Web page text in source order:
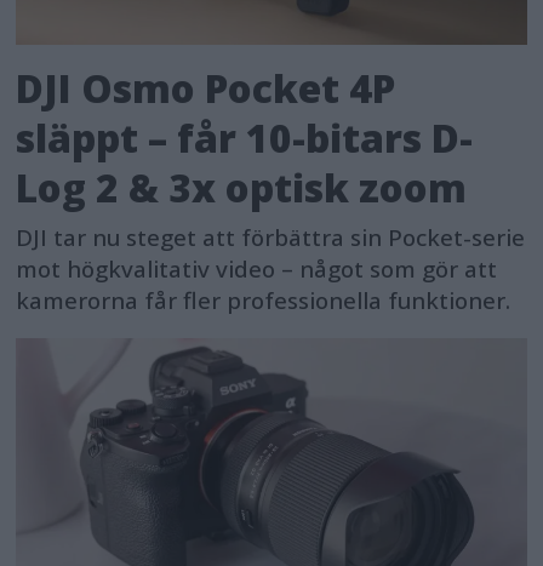
DJI Osmo Pocket 4P
släppt – får 10-bitars D-
Log 2 & 3x optisk zoom
DJI tar nu steget att förbättra sin Pocket-serie
mot högkvalitativ video – något som gör att
kamerorna får fler professionella funktioner.